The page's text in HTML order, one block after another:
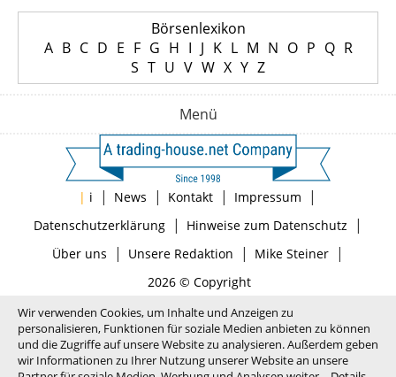
Börsenlexikon
A B C D E F G H I J K L M N O P Q R
S T U V W X Y Z
Menü
| i | News | Kontakt | Impressum |
Datenschutzerklärung| Hinweise zum Datenschutz |
Über uns | Unsere Redaktion | Mike Steiner|
2026 © Copyright
Wir verwenden Cookies, um Inhalte und Anzeigen zu
personalisieren, Funktionen für soziale Medien anbieten zu können
und die Zugriffe auf unsere Website zu analysieren. Außerdem geben
wir Informationen zu Ihrer Nutzung unserer Website an unsere